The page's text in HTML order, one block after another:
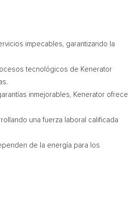
impecables, garantizando la
tecnológicos de Kenerator
inmejorables, Kenerator ofrece
una fuerza laboral calificada
de la energía para los